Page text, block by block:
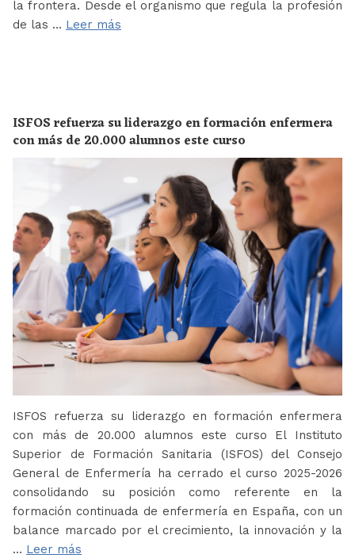
la frontera. Desde el organismo que regula la profesión
de las … Leer más
ISFOS refuerza su liderazgo en formación enfermera
con más de 20.000 alumnos este curso
ISFOS refuerza su liderazgo en formación enfermera
con más de 20.000 alumnos este curso El Instituto
Superior de Formación Sanitaria (ISFOS) del Consejo
General de Enfermería ha cerrado el curso 2025-2026
consolidando su posición como referente en la
formación continuada de enfermería en España, con un
balance marcado por el crecimiento, la innovación y la
… Leer más